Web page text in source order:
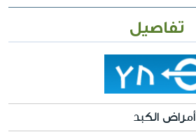
تفاصيل
أمراض الكبد